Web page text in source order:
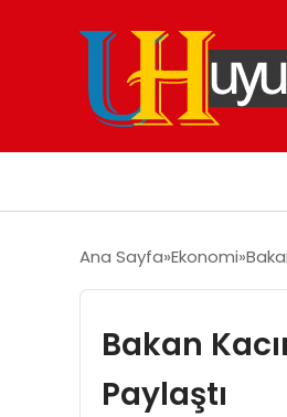
Ana Sayfa Ekonomi
Bakan
Paylaştı